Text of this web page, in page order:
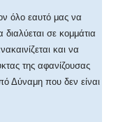
όλο εαυτό μας να
διαλύεται σε κομμάτια
και να
της αφανίζουσας
Δύναμη που δεν είναι